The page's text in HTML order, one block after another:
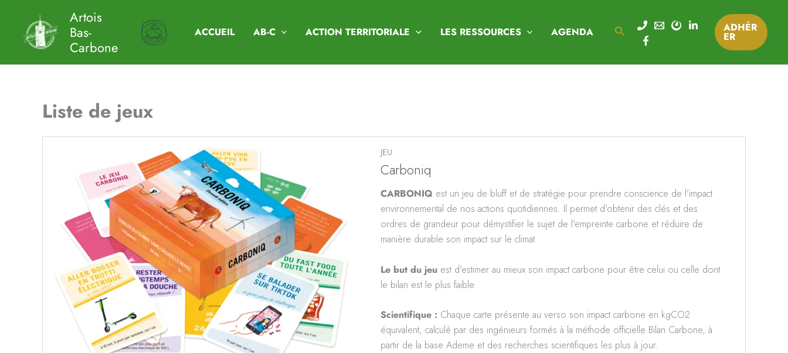
contenu
Artois
Bas-
Carbone
ACCUEIL AB-C ACTION TERRITORIALE LES RESSOURCES AGENDA Rechercher ADHÉR
ER
Liste de jeux
JEU
Carboniq
CARBONIQest un jeu de bluff et de stratégie pour prendre conscience de l'impact
environnemental de nos actions quotidiennes. Il permet d'obtenir des clés et des
ordres de grandeur pour démystifier le sujet de l'empreinte carbone et réduire de
manière durable son impact sur le climat.
Le but du jeuest d'estimer au mieux son impact carbone pour être celui ou celle dont
le bilan est le plus faible.
Scientifique : Chaque carte présente au verso son impact carbone en kgCO2
équivalent, calculé par des ingénieurs formés à la méthode officielle Bilan Carbone, à
partir de la base Ademe et des recherches scientifiques les plus à jour.